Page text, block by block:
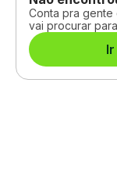
Conta pra gente
vai procurar